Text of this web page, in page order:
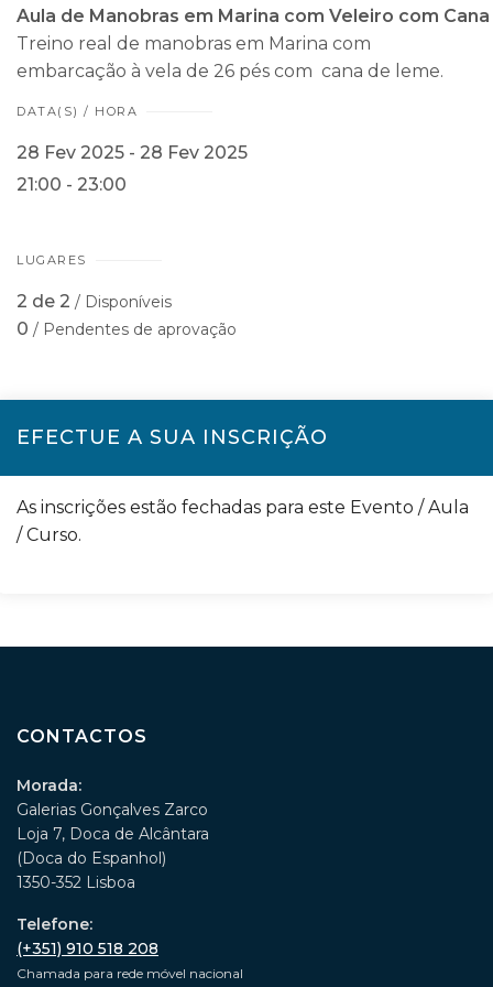
Aula de Manobras em Marina com Veleiro com Cana
Treino real de manobras em Marina com
embarcação à vela de 26 pés com cana de leme.
DATA(S) / HORA
28 Fev 2025 - 28 Fev 2025
21:00 - 23:00
LUGARES
2 de 2 / Disponíveis
0 / Pendentes de aprovação
EFECTUE A SUA INSCRIÇÃO
As inscrições estão fechadas para este Evento / Aula
/ Curso.
CONTACTOS
Morada:
Galerias Gonçalves Zarco
Loja 7, Doca de Alcântara
(Doca do Espanhol)
1350-352 Lisboa
Telefone:
(+351) 910 518 208
Chamada para rede móvel nacional